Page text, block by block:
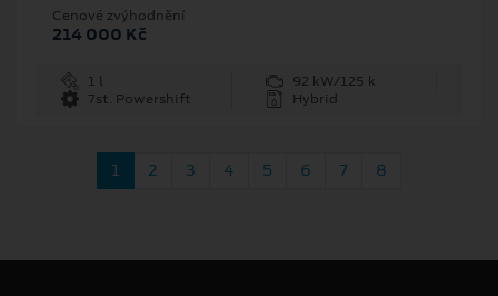
Cenové zvýhodnění
214 000 Kč
1 l
92 kW/125 k
7st. Powershift
Hybrid
1 2 3 4 5 6 7 8